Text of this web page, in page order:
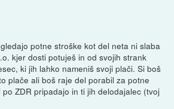
potne stroške kot del neta ni slaba
kjer dosti potuješ in od svojih strank
ki jih lahko nameniš svoji plači. Si boš
plače ali boš raje del porabil za potne
ZDR pripadajo in ti jih delodajalec (tvoj